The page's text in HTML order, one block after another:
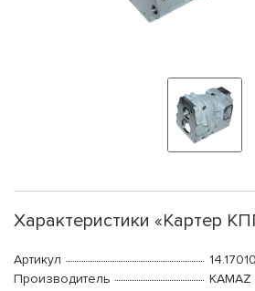
Характеристики «Картер
Артикул
Производитель
KAMAZ